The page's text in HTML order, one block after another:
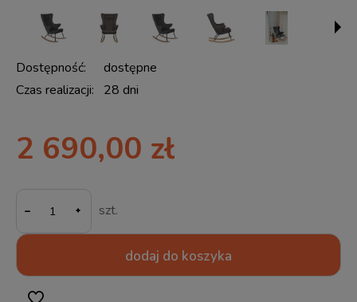
Dostępność:
dostępne
Czas realizacji:
28 dni
2 690,00 zł
- szt.
dodaj do koszyka